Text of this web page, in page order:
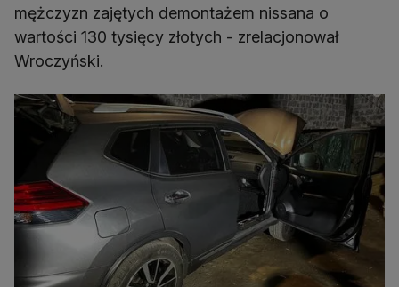
mężczyzn zajętych demontażem nissana o
wartości 130 tysięcy złotych - zrelacjonował
Wroczyński.